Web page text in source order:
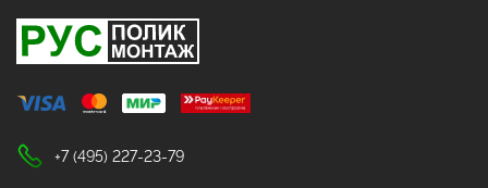
+7 (495) 227-23-79